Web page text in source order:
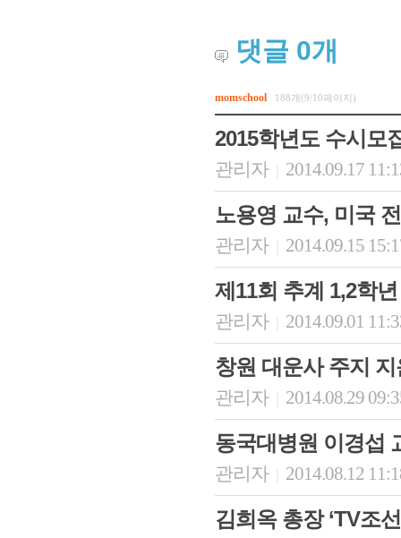
댓글 0개
momschool 188개(9/10페이지)
2015학년도 수시모
관리자 2014.09.17
노용영 교수, 미국
관리자 2014.09.15
제11회 추계 1,2학
관리자 2014.09.01
창원 대운사 주지
관리자 2014.08.29
동국대병원 이경섭
관리자 2014.08.12
김희옥 총장 ‘TV조